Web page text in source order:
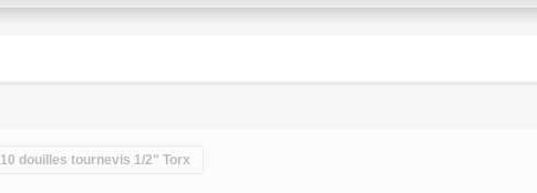
10 douilles tournevis 1/2" Torx